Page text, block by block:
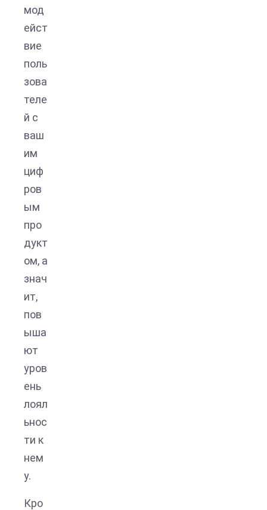
мод
ейст
вие
поль
зова
теле
й с
ваш
им
циф
ров
ым
про
дукт
ом, а
знач
ит,
пов
ыша
ют
уров
ень
лоял
ьнос
ти к
нем
у.
Кро